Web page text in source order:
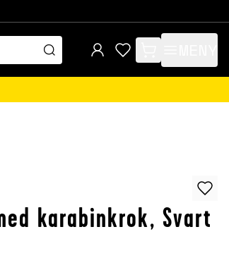
items in cart, view
karabinkrok, Svart